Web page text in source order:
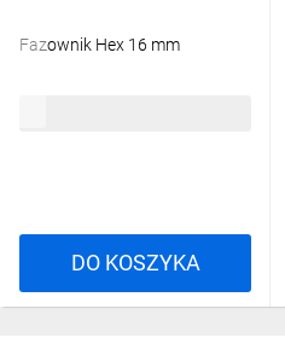
Fazownik Hex 16 mm
DO KOSZYKA